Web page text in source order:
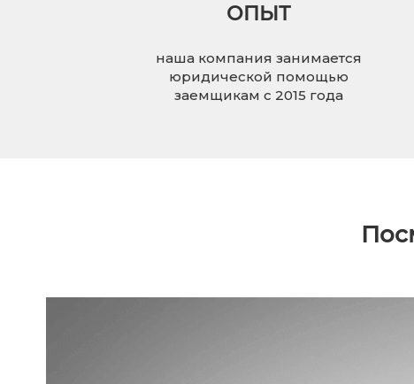
ОПЫТ
наша компания занимается
юридической помощью
заемщикам с 2015 года